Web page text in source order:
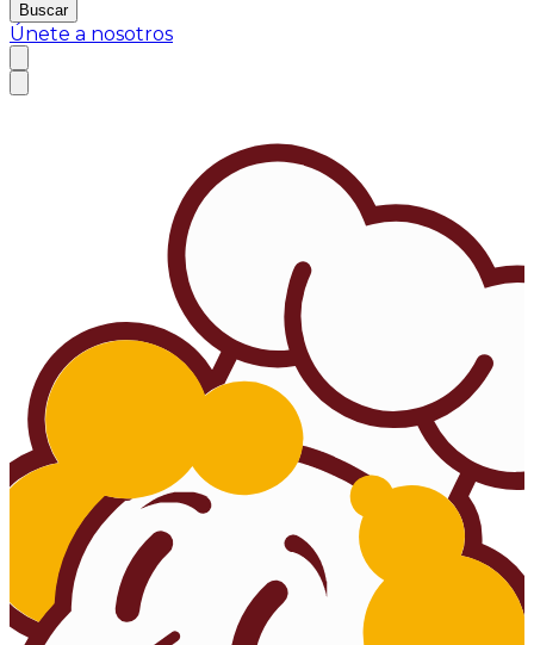
Buscar
Únete a nosotros